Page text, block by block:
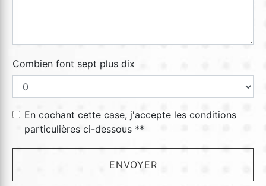
Combien font sept plus dix
En cochant cette case, j'accepte les conditions
particulières ci-dessous **
ENVOYER